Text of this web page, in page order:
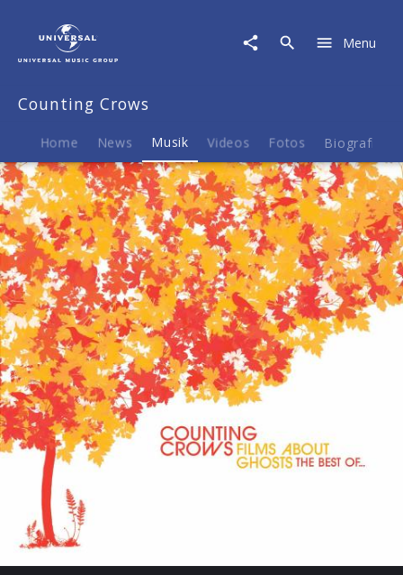
Musik
Films
Ghosts
(The
Best
Of
Counting
Crows)
Menu
Counting Crows
Home News Musik Videos Fotos Biografie